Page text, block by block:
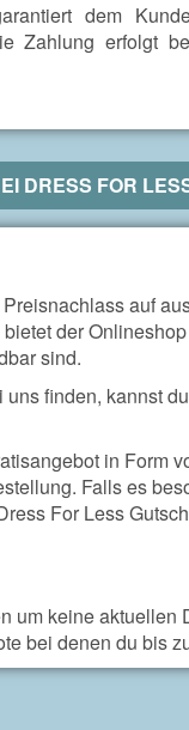
dem
Zahlung erfolgt
DRESS FOR
auf
der
sind.
finden, kannst
in Form
Falls es
For Less
um keine aktuellen
bei denen du bis